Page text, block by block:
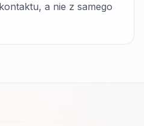
a nie z samego